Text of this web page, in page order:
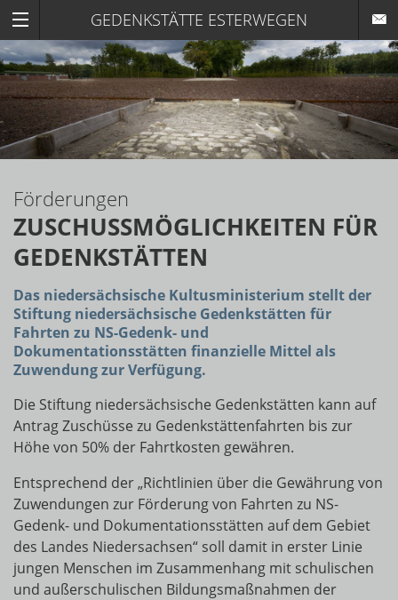
GEDENKSTÄTTE ESTERWEGEN
Förderungen
ZUSCHUSSMÖGLICHKEITEN FÜR
GEDENKSTÄTTEN
Das niedersächsische Kultusministerium stellt der
Stiftung niedersächsische Gedenkstätten für
Fahrten zu NS-Gedenk- und
Dokumentationsstätten finanzielle Mittel als
Zuwendung zur Verfügung.
Die Stiftung niedersächsische Gedenkstätten kann auf
Antrag Zuschüsse zu Gedenkstättenfahrten bis zur
Höhe von 50% der Fahrtkosten gewähren.
Entsprechend der „Richtlinien über die Gewährung von
Zuwendungen zur Förderung von Fahrten zu NS-
Gedenk- und Dokumentationsstätten auf dem Gebiet
des Landes Niedersachsen“ soll damit in erster Linie
jungen Menschen im Zusammenhang mit schulischen
und außerschulischen Bildungsmaßnahmen der